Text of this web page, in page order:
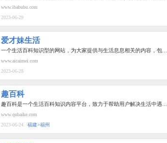
www.ibabubu.com
2023-06-29
爱才妹生活
一个生活百科知识型的网站，为大家提供与生活息息相关的内容，包…
www.aicaimei.com
2023-06-28
趣百科
趣百科是一个生活百科知识内容平台，致力于帮助用户解决生活中遇…
www.qubaike.com
2023-06-24
福建>福州